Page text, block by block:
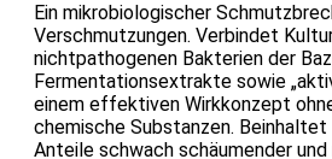
Ein mikrobiologischer
Verschmutzungen. Verbindet
nichtpathogenen Bakterien der
Fermentationsextrakte sowie
einem effektiven Wirkkonzept
chemische Substanzen.
Anteile schwach schäumender